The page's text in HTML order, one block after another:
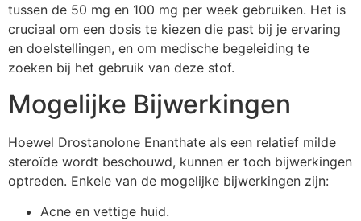
tussen de 50 mg en 100 mg per week gebruiken. Het is
cruciaal om een dosis te kiezen die past bij je ervaring
en doelstellingen, en om medische begeleiding te
zoeken bij het gebruik van deze stof.
Mogelijke Bijwerkingen
Hoewel Drostanolone Enanthate als een relatief milde
steroïde wordt beschouwd, kunnen er toch bijwerkingen
optreden. Enkele van de mogelijke bijwerkingen zijn:
Acne en vettige huid.